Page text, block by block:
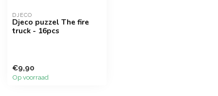
DJECO
Djeco puzzel The fire
truck - 16pcs
€9,90
Op voorraad